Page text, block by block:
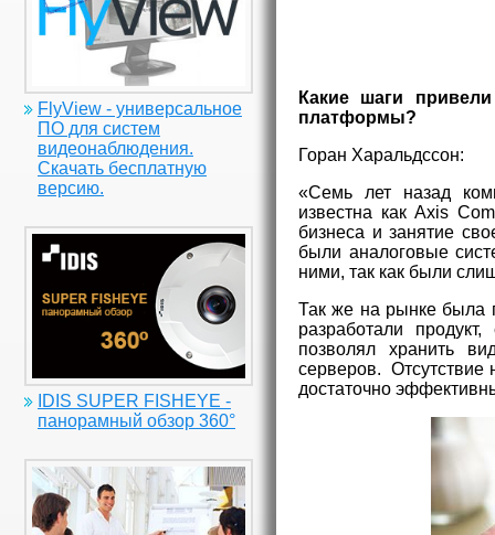
FlyView - универсальное
ПО для систем
видеонаблюдения.
Скачать бесплатную
версию.
IDIS SUPER FISHEYE -
панорамный обзор 360°
Какие шаги
платформы?
Горан Харальдссон:
«Семь лет назад
известна как Axis
бизнеса и занятие
были аналоговые
ними, так как были
Так же на рынке была
разработали
позволял хранить
серверов. Отсутствие
достаточно